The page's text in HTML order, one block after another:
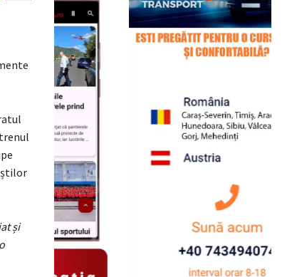
și